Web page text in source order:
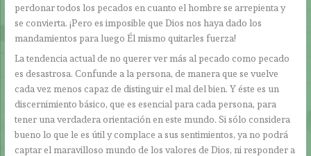
perdonar todos los pecados en cuanto el hombre se arrepienta y
se convierta. ¡Pero es imposible que Dios nos haya dado los
mandamientos para luego Él mismo quitarles fuerza!
La tendencia actual de no querer ver más al pecado como pecado
es desastrosa. Confunde a la persona, de manera que se vuelve
cada vez menos capaz de distinguir el mal del bien. Y éste es un
discernimiento básico, que es esencial para cada persona, para
tener una verdadera orientación en este mundo. Si sólo considera
bueno lo que le es útil y complace a sus sentimientos, ya no podrá
captar el maravilloso mundo de los valores de Dios, ni responder a